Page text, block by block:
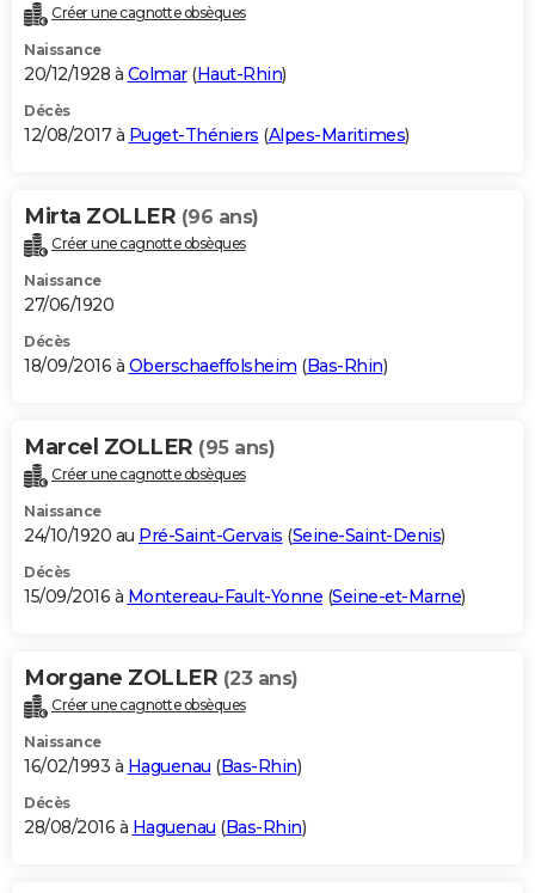
Créer une cagnotte obsèques
Naissance
20/12/1928 à Colmar(Haut-Rhin)
Décès
12/08/2017 à Puget-Théniers (Alpes-Maritimes)
Mirta ZOLLER (96 ans)
Créer une cagnotte obsèques
Naissance
27/06/1920
Décès
18/09/2016 à Oberschaeffolsheim (Bas-Rhin)
Marcel ZOLLER (95 ans)
Créer une cagnotte obsèques
Naissance
24/10/1920 au Pré-Saint-Gervais (Seine-Saint-Denis)
Décès
15/09/2016 à Montereau-Fault-Yonne (Seine-et-Marne)
Morgane ZOLLER (23 ans)
Créer une cagnotte obsèques
Naissance
16/02/1993 à Haguenau (Bas-Rhin)
Décès
28/08/2016 à Haguenau (Bas-Rhin)